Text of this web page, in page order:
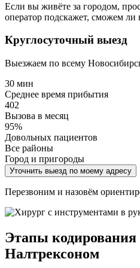
Если вы живёте за городом,
оператор подскажет, сможем ли
Круглосуточный выезд
Выезжаем по всему
30 мин
Среднее время прибытия
402
Вызова в месяц
95%
Довольных пациентов
Все районы
Город и пригороды
Уточнить выезд по моему адресу
Перезвоним и назовём
Этапы кодирования
Налтрексоном